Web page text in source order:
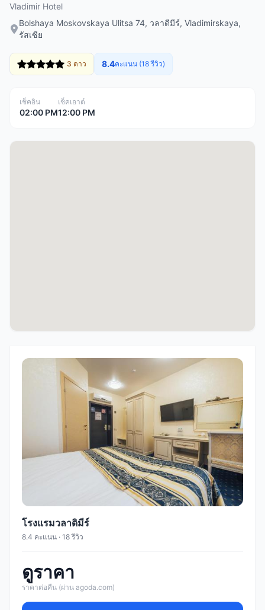
Vladimir Hotel
Bolshaya Moskovskaya Ulitsa 74, วลาดีมีร์, Vladimirskaya,
รัสเซีย
3 ดาว 8.4คะแนน (18 รีวิว)
เช็คอิน
02:00 PM
เช็คเอาต์
12:00 PM
โรงแรมวลาดิมีร์
8.4 คะแนน · 18 รีวิว
ดูราคา
ราคาต่อคืน (ผ่าน agoda.com)